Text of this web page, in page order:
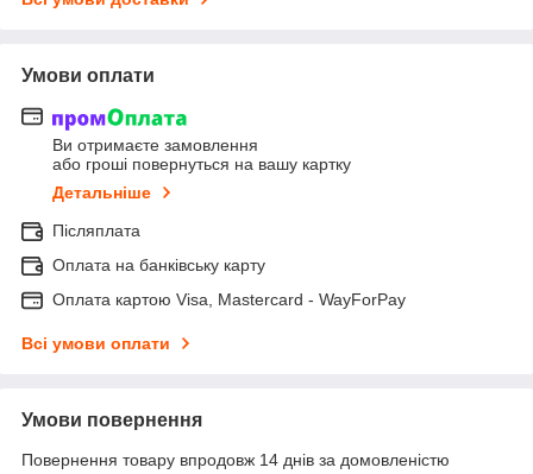
Умови оплати
Ви отримаєте замовлення
або гроші повернуться на вашу картку
Детальніше
Післяплата
Оплата на банківську карту
Оплата картою Visa, Mastercard - WayForPay
Всі умови оплати
Умови повернення
Повернення товару впродовж 14 днів за домовленістю